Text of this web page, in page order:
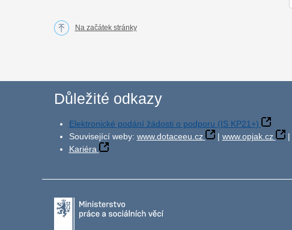
Na začátek stránky
Důležité odkazy
Elektronické podání žádosti o podporu (IS KP21+)
Související weby: www.dotaceeu.cz | www.opjak.cz |
Kariéra